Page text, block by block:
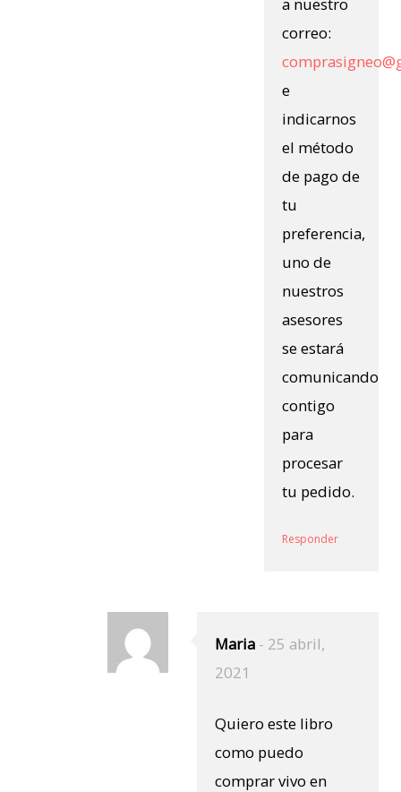
a nuestro
correo:
e
indicarnos
el método
de pago de
tu
preferencia,
uno de
nuestros
asesores
se estará
comunicando
contigo
para
procesar
tu pedido.
Responder
Maria - 25 abril,
2021
Quiero este libro
como puedo
comprar vivo en